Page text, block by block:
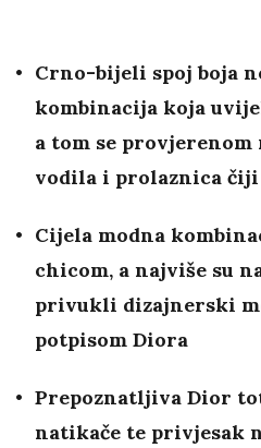
Crno-bijeli spoj boja
kombinacija koja
a tom se
vodila i prolaznica
Cijela modna
chicom, a najviše su
privukli dizajnerski
potpisom Diora
Prepoznatljiva Dior
natikače te privjesak